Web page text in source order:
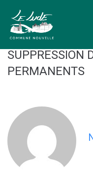
principal
CONSEIL
2025 :
SUPPRESSION
PERMANENTS